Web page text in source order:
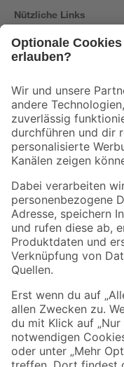
Nützliche Links
Der toom Newsletter: Keine
Zur Newsletter
Folge uns
Zahlungsarten
Sicher einkaufen
Jetzt die toom-App